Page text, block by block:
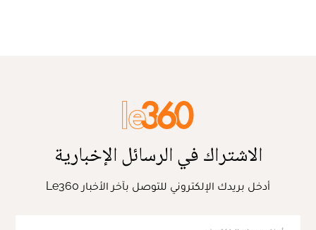
الاشتراك في الرسائل الإخبارية
أدخل بريدك الإلكتروني للتوصل بآخر الأخبار Le360